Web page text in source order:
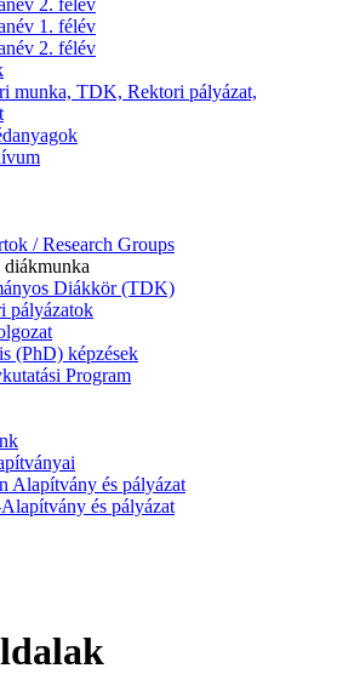
2. félév
1. félév
2. félév
munka, TDK, Rektori pályázat,
/ Research Groups
diákmunka
Diákkör (TDK)
pályázatok
(PhD) képzések
Program
Alapítvány és pályázat
és pályázat